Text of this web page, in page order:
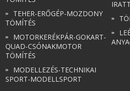
TEHER-ERŐGÉP-MOZDONY
TÖMÍTÉS
MOTORKERÉKPÁR-GOKART-
QUAD-CSÓNAKMOTOR
TÖMÍTÉS
MODELLEZÉS-TECHNIKAI
SPORT-MODELLSPORT